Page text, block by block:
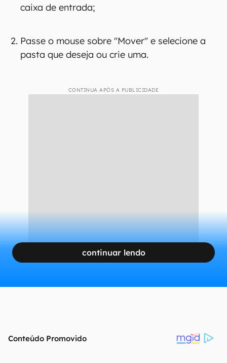
caixa de entrada;
Passe o mouse sobre "Mover" e selecione a
pasta que deseja ou crie uma.
CONTINUA APÓS A PUBLICIDADE
continuar lendo